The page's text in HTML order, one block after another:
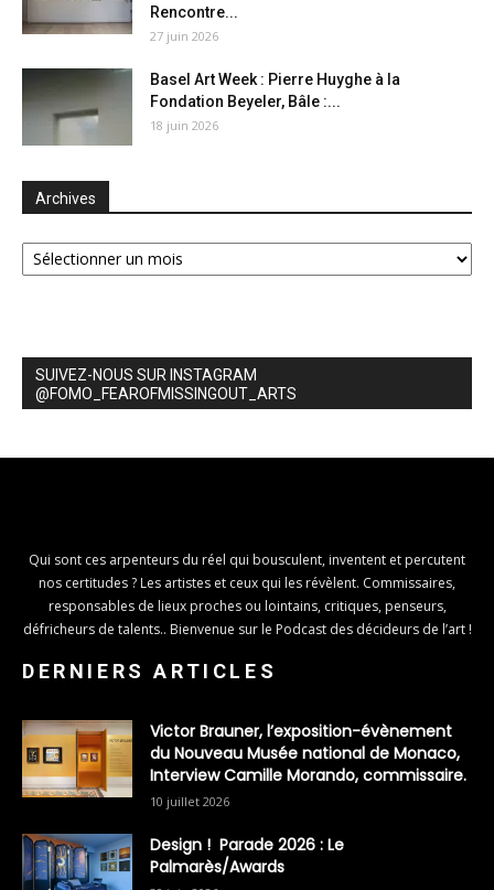
Rencontre...
27 juin 2026
Basel Art Week : Pierre Huyghe à la
Fondation Beyeler, Bâle :...
18 juin 2026
Archives
Archives
SUIVEZ-NOUS SUR INSTAGRAM
@FOMO_FEAROFMISSINGOUT_ARTS
Qui sont ces arpenteurs du réel qui bousculent, inventent et percutent
nos certitudes ? Les artistes et ceux qui les révèlent. Commissaires,
responsables de lieux proches ou lointains, critiques, penseurs,
défricheurs de talents.. Bienvenue sur le Podcast des décideurs de l’art !
DERNIERS ARTICLES
Victor Brauner, l’exposition-évènement
du Nouveau Musée national de Monaco,
Interview Camille Morando, commissaire.
10 juillet 2026
Design ! Parade 2026 : Le
Palmarès/Awards